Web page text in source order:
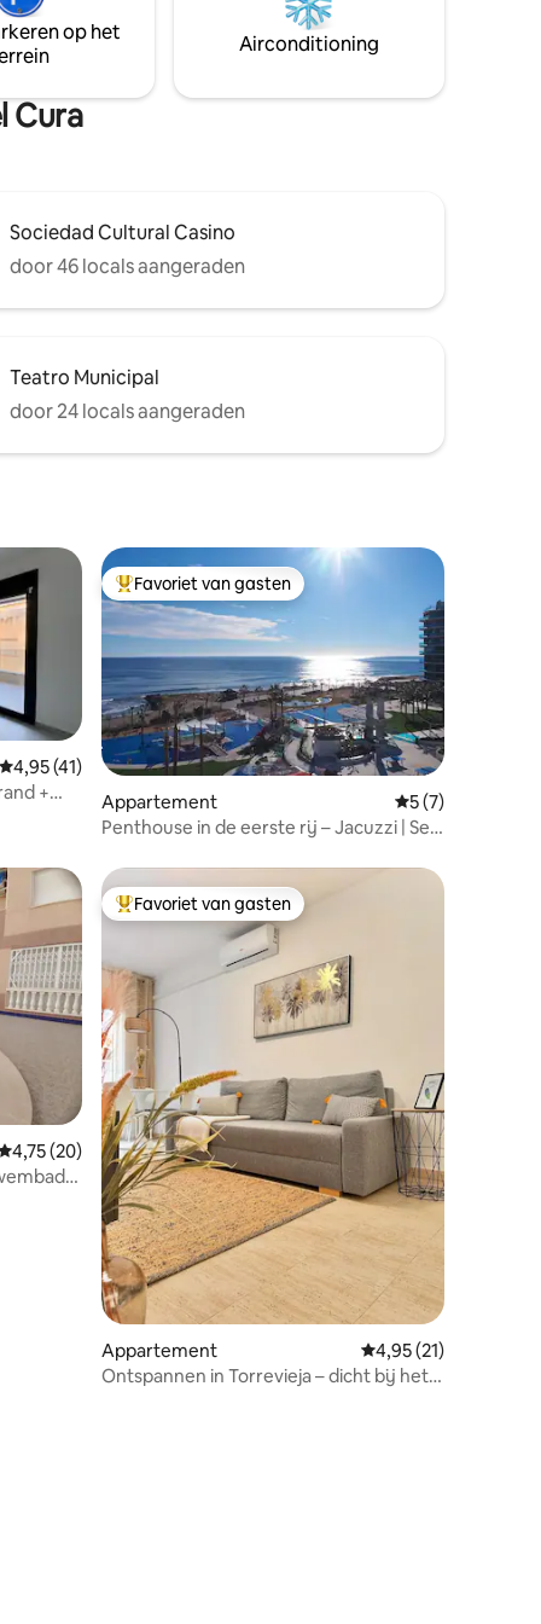
luxe
toevoegen. We hebben kennisgeving
nodig.
op het
Airconditioning
Cura
Sociedad Cultural Casino
door 46 locals aangeraden
Teatro Municipal
door 24 locals aangeraden
Gemiddelde beoordeling van 4,95 uit 5, 41 recensies
4,95 (41)
+
Topfavoriet van gasten
Favoriet van gasten
Appartement Gemiddelde
5 (7)
Penthouse in de eerste rij – Jacuzzi | Sea
beoordeling van 4,75 uit 5, 20 recensies
4,75 (20)
Topfavoriet van gasten
Favoriet van gasten
Appartement Gemiddelde
4,95 (21)
Ontspannen in Torrevieja – dicht bij het